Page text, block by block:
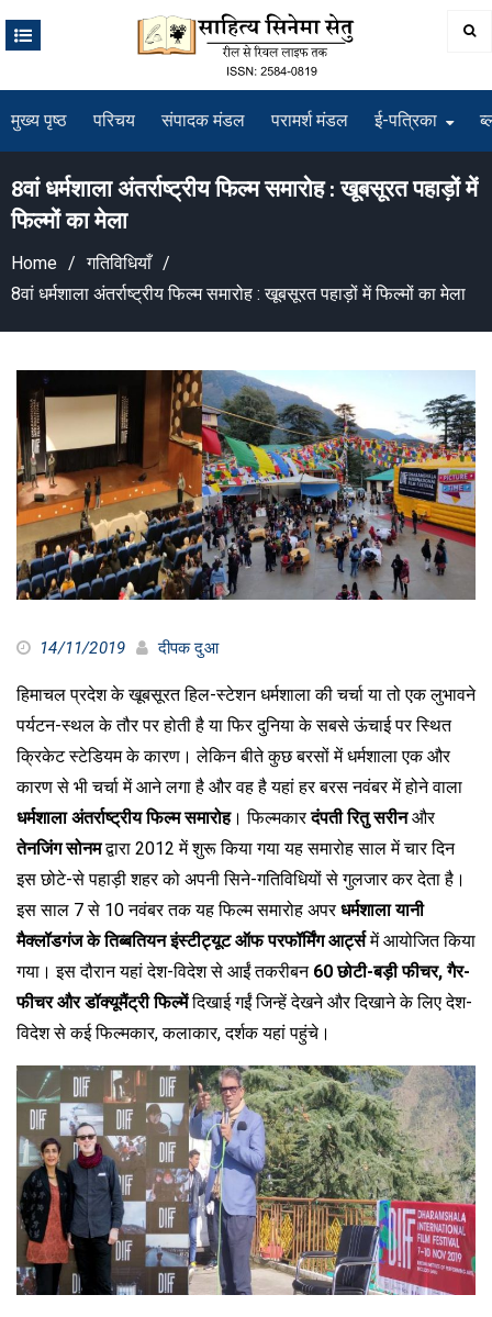
मुख्य पृष्ठ परिचय संपादक मंडल परामर्श मंडल ई-पत्रिका
8वां धर्मशाला अंतर्राष्ट्रीय फिल्म समारोह : खूबसूरत पहाड़ों में
फिल्मों का मेला
Home
गतिविधियाँ
8वां धर्मशाला अंतर्राष्ट्रीय फिल्म समारोह : खूबसूरत पहाड़ों में फिल्मों का मेला
14/11/2019 दीपक दुआ
हिमाचल प्रदेश के खूबसूरत हिल-स्टेशन धर्मशाला की चर्चा या तो एक लुभावने
पर्यटन-स्थल के तौर पर होती है या फिर दुनिया के सबसे ऊंचाई पर स्थित
क्रिकेट स्टेडियम के कारण। लेकिन बीते कुछ बरसों में धर्मशाला एक और
कारण से भी चर्चा में आने लगा है और वह है यहां हर बरस नवंबर में होने वाला
धर्मशाला अंतर्राष्ट्रीय फिल्म समारोह। फिल्मकारदंपती रितु सरीनऔर
तेनजिंग सोनमद्वारा 2012 में शुरू किया गया यह समारोह साल में चार दिन
इस छोटे-से पहाड़ी शहर को अपनी सिने-गतिविधियों से गुलजार कर देता है।
इस साल 7 से 10 नवंबर तक यह फिल्म समारोह अपरधर्मशाला यानी
मैक्लॉडगंज के तिब्बतियन इंस्टीट्यूट ऑफ परफॉर्मिंग आर्ट्समें आयोजित किया
गया। इस दौरान यहां देश-विदेश से आईं तकरीबन 60 छोटी-बड़ी फीचर, गैर-
फीचर और डॉक्यूमैंट्री फिल्मेंदिखाई गईं जिन्हें देखने और दिखाने के लिए देश-
विदेश से कई फिल्मकार, कलाकार, दर्शक यहां पहुंचे।